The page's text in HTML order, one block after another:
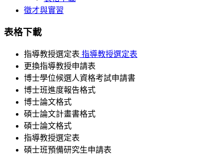
徵才與實習
表格下載
指導教授選定表 指導教授選定表
更換指導教授申請表
博士學位候選人資格考試申請書
博士班進度報告格式
博士論文格式
碩士論文計畫書格式
碩士論文格式
指導教授選定表
碩士班預備研究生申請表